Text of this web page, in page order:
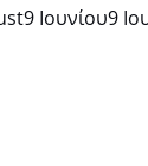
9 Ιουνίου9